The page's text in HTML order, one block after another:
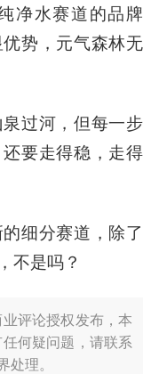
净水赛道的品牌
势，元气森林无
过河，但每一步
要走得稳，走得
细分赛道，除了
不是吗？
评论授权发布，本
何疑问题，请联系
处理。